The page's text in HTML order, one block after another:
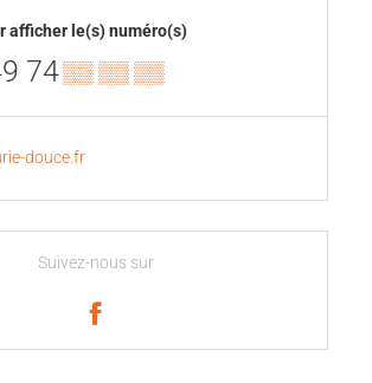
afficher le(s) numéro(s)
74▒▒ ▒▒ ▒▒
douce.fr
Suivez-nous sur